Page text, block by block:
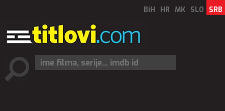
BiH HR MK SLO SRB